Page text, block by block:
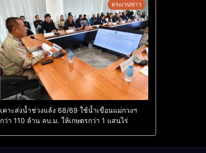
ตระเวนข่าว
เคาะส่งน้ำช่วงแล้ง 68/69 ใช้น้ำเขื่อนแม่กวงฯ
กว่า 110 ล้าน ลบ.ม. ให้เกษตรกว่า 1 แสนไร่